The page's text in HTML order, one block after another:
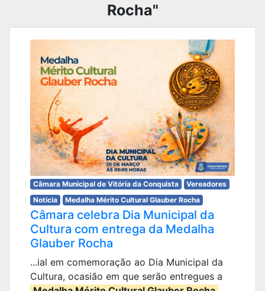
Rocha"
Câmara Municipal de Vitória da Conquista
Vereadores
Notícia
Medalha Mérito Cultural Glauber Rocha
Câmara celebra Dia Municipal da
Cultura com entrega da Medalha
Glauber Rocha
...ial em comemoração ao Dia Municipal da
Cultura, ocasião em que serão entregues a